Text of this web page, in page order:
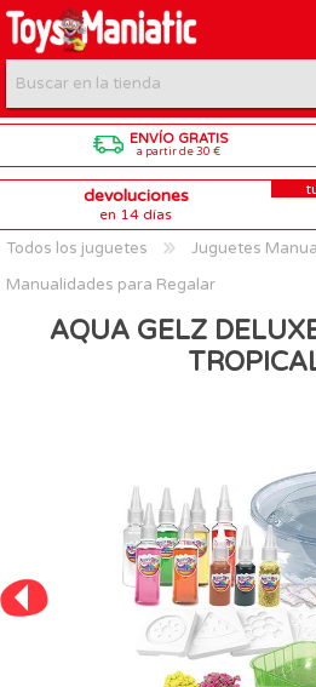
ENVÍO GRATIS
a partir de 30 €
devoluciones
en 14 días
Todos los juguetes
Juguetes
Manualidades para Regalar
AQUA GELZ